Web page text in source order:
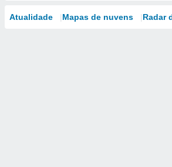
Atualidade Mapas de nuvens Radar